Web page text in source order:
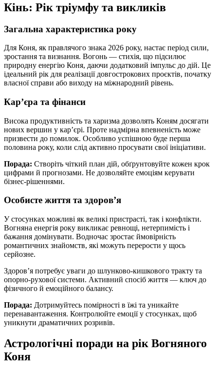
Кінь: Рік тріумфу та викликів
Загальна характеристика року
Для Коня, як правлячого знака 2026 року, настає період сили,
зростання та визнання. Вогонь — стихія, що підсилює
природну енергію Коня, даючи додатковий імпульс до дій. Це
ідеальний рік для реалізації довгострокових проєктів, початку
власної справи або виходу на міжнародний рівень.
Кар’єра та фінанси
Висока продуктивність та харизма дозволять Коням досягати
нових вершин у кар’єрі. Проте надмірна впевненість може
призвести до помилок. Особливо успішною буде перша
половина року, коли слід активно просувати свої ініціативи.
Порада: Створіть чіткий план дій, обґрунтовуйте кожен крок
цифрами й прогнозами. Не дозволяйте емоціям керувати
бізнес-рішеннями.
Особисте життя та здоров’я
У стосунках можливі як великі пристрасті, так і конфлікти.
Вогняна енергія року викликає ревнощі, нетерпимість і
бажання домінувати. Водночас зростає ймовірність
романтичних знайомств, які можуть перерости у щось
серйозне.
Здоров’я потребує уваги до шлунково-кишкового тракту та
опорно-рухової системи. Активний спосіб життя — ключ до
фізичного й емоційного балансу.
Порада: Дотримуйтесь помірності в їжі та уникайте
перенавантаження. Контролюйте емоції у стосунках, щоб
уникнути драматичних розривів.
Астрологічні поради на рік Вогняного
Коня